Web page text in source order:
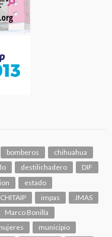
bomberos
chihuahua
destilichadero
DIF
estado
impas
JMAS
Marco Bonilla
municipio